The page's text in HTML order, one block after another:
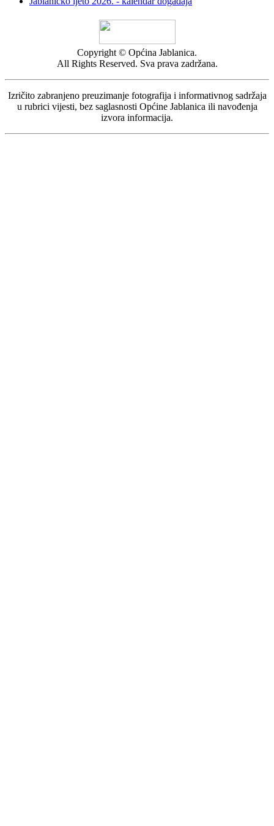
Copyright © Općina Jablanica.
All Rights Reserved. Sva prava zadržana.
Izričito zabranjeno preuzimanje fotografija i informativnog sadržaja
u rubrici vijesti, bez saglasnosti Općine Jablanica ili navođenja
izvora informacija.